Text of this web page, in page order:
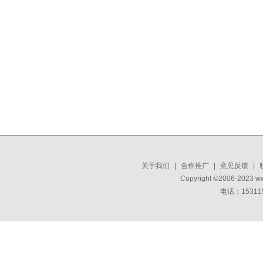
关于我们 合作推广 意见反馈
Copyright ©2006-2023
电话：